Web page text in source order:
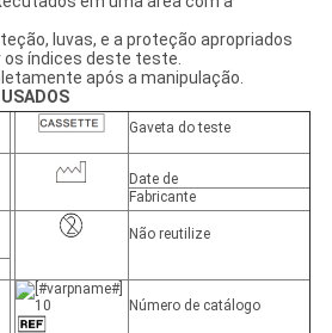
luvas, e a proteção apropriados
índices deste teste.
após a manipulação.
Gaveta do teste
Date de
Fabricante
Não reutilize
Número de catálogo